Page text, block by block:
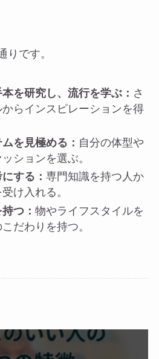
りです。
を研究し、流行を学ぶ： さ
らインスピレーションを得
を見極める： 自分の体型や
ションを選ぶ。
する： 専門知識を持つ人か
け入れる。
つ： 物やライフスタイルを
だわりを持つ。